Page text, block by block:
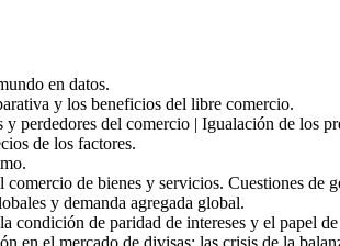
en datos.
y los beneficios del libre comercio.
perdedores del comercio | Igualación de los
de los factores.
de bienes y servicios. Cuestiones de
y demanda agregada global.
condición de paridad de intereses y el papel
en el mercado de divisas: las crisis de la